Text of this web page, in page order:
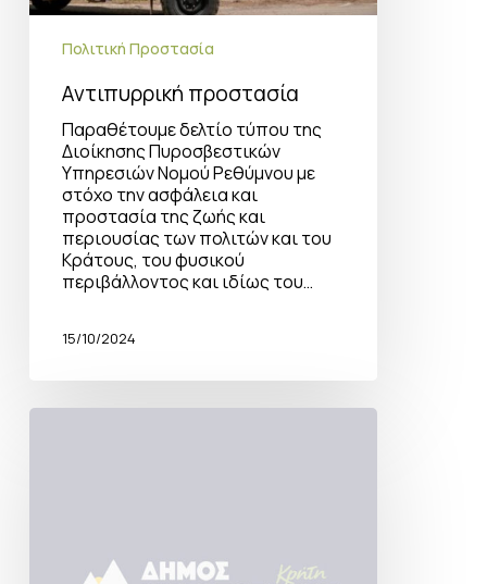
Πολιτική Προστασία
Αντιπυρρική προστασία
Παραθέτουμε δελτίο τύπου της
Διοίκησης Πυροσβεστικών
Υπηρεσιών Νομού Ρεθύμνου με
στόχο την ασφάλεια και
προστασία της ζωής και
περιουσίας των πολιτών και του
Κράτους, του φυσικού
περιβάλλοντος και ιδίως του…
15/10/2024
Αντιπυρρική